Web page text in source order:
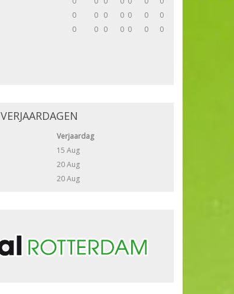
0 0 0 0 0 0
0
0 0 0 0 0 0 0
VERJAARDAGEN
Verjaardag
15 Aug
20 Aug
20 Aug